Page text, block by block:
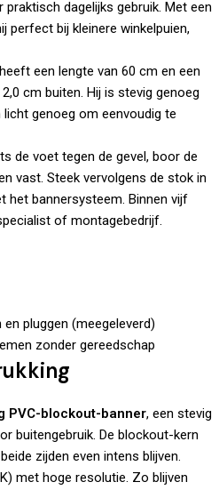
dagelijks gebruik. Met een
perfect bij kleinere winkelpuien,
een lengte van 60 cm en een
cm buiten. Hij is stevig genoeg
genoeg om eenvoudig te
de voet tegen de gevel, boor de
vast. Steek vervolgens de stok in
het bannersysteem. Binnen vijf
of montagebedrijf.
pluggen (meegeleverd)
zonder gereedschap
PVC-blockout-banner, een stevig
buitengebruik. De blockout-kern
zijden even intens blijven.
met hoge resolutie. Zo blijven